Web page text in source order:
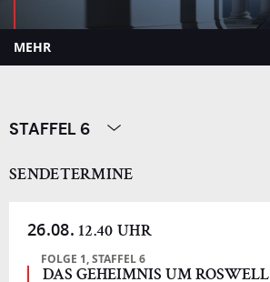
MEHR
STAFFEL 6
SENDETERMINE
26.08. 12.40 UHR
FOLGE 1, STAFFEL 6
DAS GEHEIMNIS UM ROSWELL